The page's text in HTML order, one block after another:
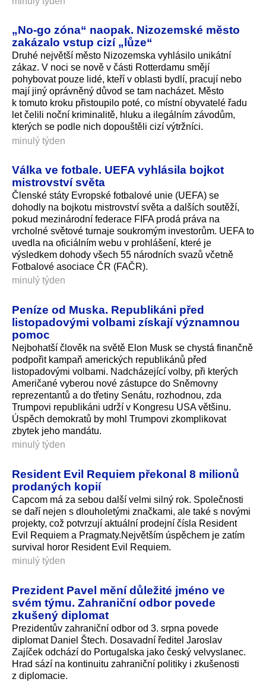
„No-go zóna“ naopak. Nizozemské město
zakázalo vstup cizí „lůze“
Druhé největší město Nizozemska vyhlásilo unikátní
zákaz. V noci se nově v části Rotterdamu smějí
pohybovat pouze lidé, kteří v oblasti bydlí, pracují nebo
mají jiný oprávněný důvod se tam nacházet. Město
k tomuto kroku přistoupilo poté, co místní obyvatelé řadu
let čelili noční kriminalitě, hluku a ilegálním závodům,
kterých se podle nich dopouštěli cizí výtržníci.
minulý týden
Válka ve fotbale. UEFA vyhlásila bojkot
mistrovství světa
Členské státy Evropské fotbalové unie (UEFA) se
dohodly na bojkotu mistrovství světa a dalších soutěží,
pokud mezinárodní federace FIFA prodá práva na
vrcholné světové turnaje soukromým investorům. UEFA to
uvedla na oficiálním webu v prohlášení, které je
výsledkem dohody všech 55 národních svazů včetně
Fotbalové asociace ČR (FAČR).
minulý týden
Peníze od Muska. Republikáni před
listopadovými volbami získají významnou
pomoc
Nejbohatší člověk na světě Elon Musk se chystá finančně
podpořit kampaň amerických republikánů před
listopadovými volbami. Nadcházející volby, při kterých
Američané vyberou nové zástupce do Sněmovny
reprezentantů a do třetiny Senátu, rozhodnou, zda
Trumpovi republikáni udrží v Kongresu USA většinu.
Úspěch demokratů by mohl Trumpovi zkomplikovat
zbytek jeho mandátu.
minulý týden
Resident Evil Requiem překonal 8 milionů
prodaných kopií
Capcom má za sebou další velmi silný rok. Společnosti
se daří nejen s dlouholetými značkami, ale také s novými
projekty, což potvrzují aktuální prodejní čísla Resident
Evil Requiem a Pragmaty.Největším úspěchem je zatím
survival horor Resident Evil Requiem.
minulý týden
Prezident Pavel mění důležité jméno ve
svém týmu. Zahraniční odbor povede
zkušený diplomat
Prezidentův zahraniční odbor od 3. srpna povede
diplomat Daniel Štech. Dosavadní ředitel Jaroslav
Zajíček odchází do Portugalska jako český velvyslanec.
Hrad sází na kontinuitu zahraniční politiky i zkušenosti
z diplomacie.